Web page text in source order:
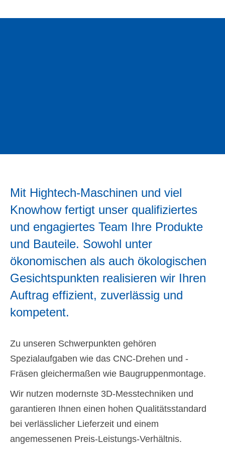
Mit Hightech-Maschinen und viel
Knowhow fertigt unser qualifiziertes
und engagiertes Team Ihre Produkte
und Bauteile. Sowohl unter
ökonomischen als auch ökologischen
Gesichtspunkten realisieren wir Ihren
Auftrag effizient, zuverlässig und
kompetent.
Zu unseren Schwerpunkten gehören
Spezialaufgaben wie das CNC-Drehen und -
Fräsen gleichermaßen wie Baugruppenmontage.
Wir nutzen modernste 3D-Messtechniken und
garantieren Ihnen einen hohen Qualitätsstandard
bei verlässlicher Lieferzeit und einem
angemessenen Preis-Leistungs-Verhältnis.